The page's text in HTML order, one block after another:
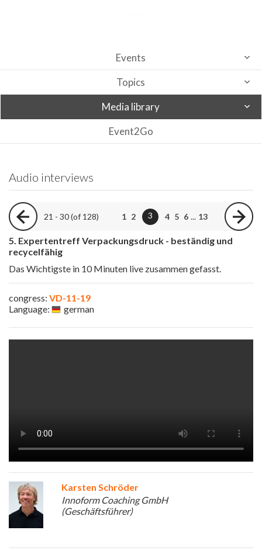
Events
Topics
Media library
Event2Go
Audio interviews
21 - 30 (of 128) 1 2 3 4 5 6 ... 13
5. Expertentreff Verpackungsdruck - beständig und
recycelfähig
Das Wichtigste in 10 Minuten live zusammen gefasst.
congress: VD-11-19
Language:
german
Karsten Schröder
Innoform Coaching GmbH
(Geschäftsführer)